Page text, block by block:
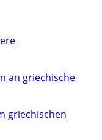
an griechische
griechischen